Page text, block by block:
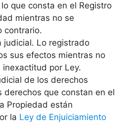
que consta en el Registro
mientras no se
contrario.
judicial. Lo registrado
sus efectos mientras no
inexactitud por Ley.
de los derechos
derechos que constan en el
Propiedad están
la Ley de Enjuiciamiento